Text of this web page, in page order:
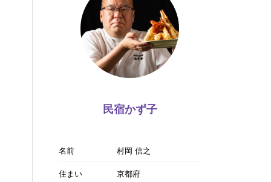
民宿かず子
名前
村岡 信之
住まい
京都府